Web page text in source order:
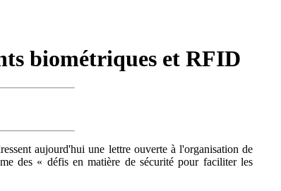
biométriques et RFID
aujourd'hui une lettre ouverte à l'organisation de
des « défis en matière de sécurité pour faciliter les